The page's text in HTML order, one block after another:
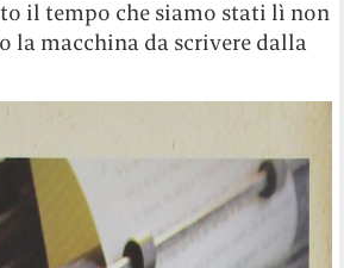
il tempo che siamo stati lì non
la macchina da scrivere dalla